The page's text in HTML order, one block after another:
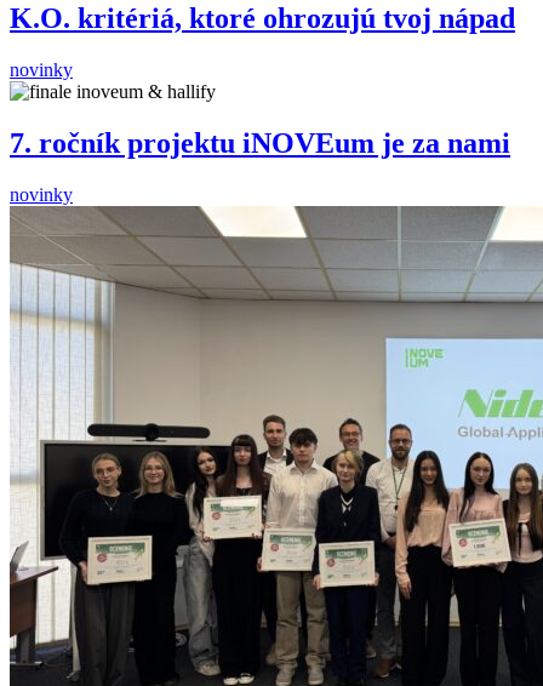
K.O. kritériá, ktoré ohrozujú tvoj nápad
novinky
7. ročník projektu iNOVEum je za nami
novinky